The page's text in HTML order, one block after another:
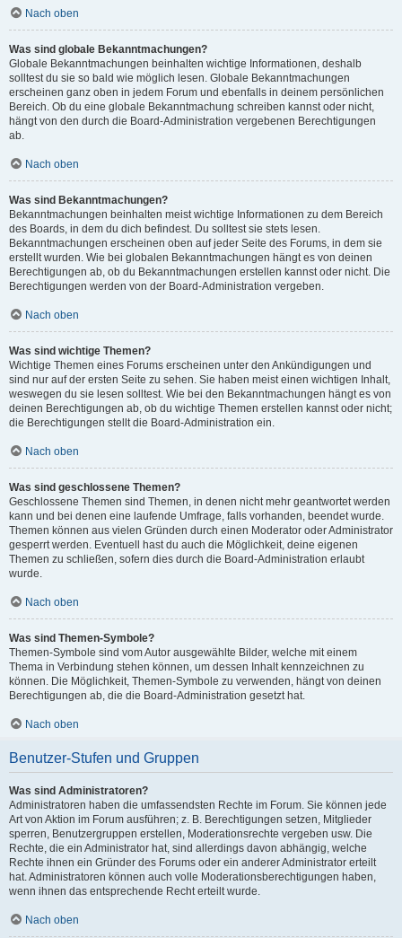
Nach oben
Was sind globale Bekanntmachungen?
Globale Bekanntmachungen beinhalten wichtige Informationen, deshalb
solltest du sie so bald wie möglich lesen. Globale Bekanntmachungen
erscheinen ganz oben in jedem Forum und ebenfalls in deinem persönlichen
Bereich. Ob du eine globale Bekanntmachung schreiben kannst oder nicht,
hängt von den durch die Board-Administration vergebenen Berechtigungen
ab.
Nach oben
Was sind Bekanntmachungen?
Bekanntmachungen beinhalten meist wichtige Informationen zu dem Bereich
des Boards, in dem du dich befindest. Du solltest sie stets lesen.
Bekanntmachungen erscheinen oben auf jeder Seite des Forums, in dem sie
erstellt wurden. Wie bei globalen Bekanntmachungen hängt es von deinen
Berechtigungen ab, ob du Bekanntmachungen erstellen kannst oder nicht. Die
Berechtigungen werden von der Board-Administration vergeben.
Nach oben
Was sind wichtige Themen?
Wichtige Themen eines Forums erscheinen unter den Ankündigungen und
sind nur auf der ersten Seite zu sehen. Sie haben meist einen wichtigen Inhalt,
weswegen du sie lesen solltest. Wie bei den Bekanntmachungen hängt es von
deinen Berechtigungen ab, ob du wichtige Themen erstellen kannst oder nicht;
die Berechtigungen stellt die Board-Administration ein.
Nach oben
Was sind geschlossene Themen?
Geschlossene Themen sind Themen, in denen nicht mehr geantwortet werden
kann und bei denen eine laufende Umfrage, falls vorhanden, beendet wurde.
Themen können aus vielen Gründen durch einen Moderator oder Administrator
gesperrt werden. Eventuell hast du auch die Möglichkeit, deine eigenen
Themen zu schließen, sofern dies durch die Board-Administration erlaubt
wurde.
Nach oben
Was sind Themen-Symbole?
Themen-Symbole sind vom Autor ausgewählte Bilder, welche mit einem
Thema in Verbindung stehen können, um dessen Inhalt kennzeichnen zu
können. Die Möglichkeit, Themen-Symbole zu verwenden, hängt von deinen
Berechtigungen ab, die die Board-Administration gesetzt hat.
Nach oben
Benutzer-Stufen und Gruppen
Was sind Administratoren?
Administratoren haben die umfassendsten Rechte im Forum. Sie können jede
Art von Aktion im Forum ausführen; z. B. Berechtigungen setzen, Mitglieder
sperren, Benutzergruppen erstellen, Moderationsrechte vergeben usw. Die
Rechte, die ein Administrator hat, sind allerdings davon abhängig, welche
Rechte ihnen ein Gründer des Forums oder ein anderer Administrator erteilt
hat. Administratoren können auch volle Moderationsberechtigungen haben,
wenn ihnen das entsprechende Recht erteilt wurde.
Nach oben